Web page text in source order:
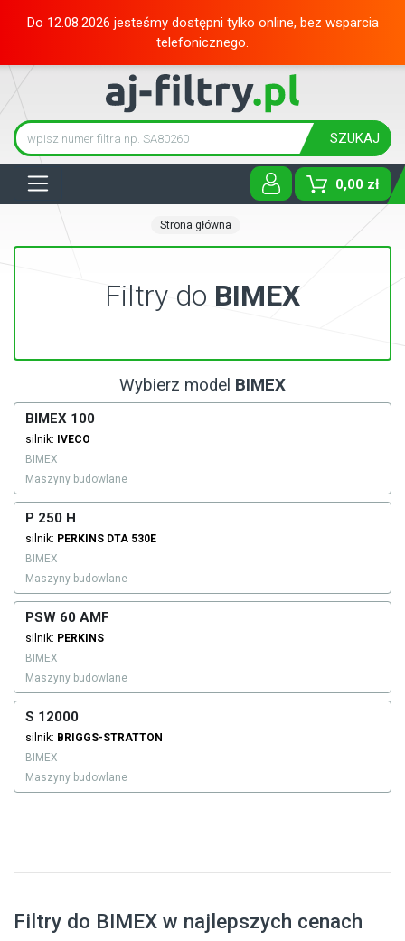
Do 12.08.2026 jesteśmy dostępni tylko online, bez wsparcia
telefonicznego.
SZUKAJ
0,00 zł
Strona główna
Filtry do BIMEX
Wybierz model BIMEX
BIMEX 100
silnik: IVECO
BIMEX
Maszyny budowlane
P 250 H
silnik: PERKINS DTA 530E
BIMEX
Maszyny budowlane
PSW 60 AMF
silnik: PERKINS
BIMEX
Maszyny budowlane
S 12000
silnik: BRIGGS-STRATTON
BIMEX
Maszyny budowlane
Filtry do BIMEX w najlepszych cenach